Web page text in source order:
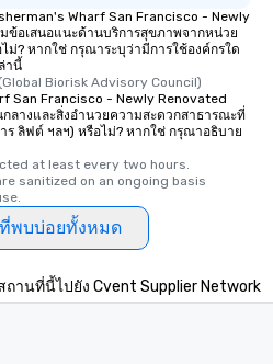
along the way
ensuring there is
experiences offer the
several renowned
convenient outing,
and your guests
discovered otherwise
at a typical corporate
in the city and dive
selected dishes are
Wharf San Francisco - Newly
อเสนอแนะด้านบริการสุขภาพจากหน่วย
ม่? หากใช่ กรุณาระบุว่ามีการใช้องค์กรใด
านี้
Biorisk Advisory Council)
San Francisco - Newly Renovated
ลางและสิ่งอำนวยความสะดวกสาธารณะที่
ร ลิฟต์ ฯลฯ) หรือไม่? หากใช่ กรุณาอธิบาย
at least every two hours.
sanitized on an ongoing basis
พบบ่อยทั้งหมด
ถานที่นี้ไปยัง Cvent Supplier Network